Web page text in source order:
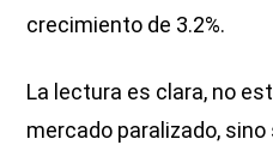
crecimiento de 3.2%.
La lectura es clara, no
mercado paralizado,